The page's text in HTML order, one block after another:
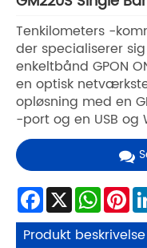
Tenkilometers -
der specialiserer
enkeltbånd GPON
en optisk
opløsning med en
-port og en USB og
Facebook
X
Produkt beskrivelse